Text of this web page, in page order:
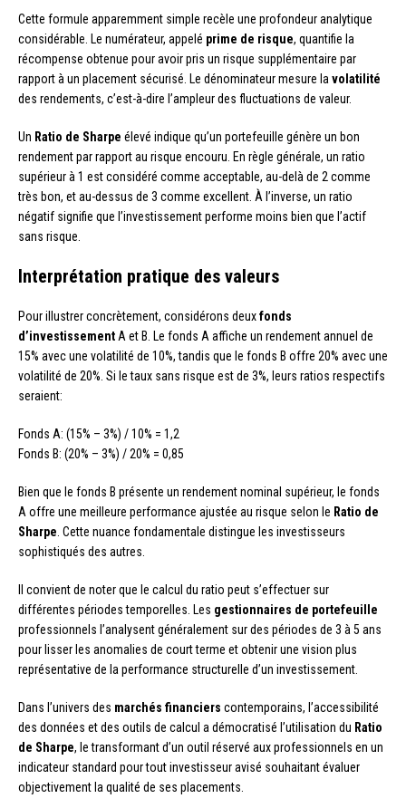
Cette formule apparemment simple recèle une profondeur analytique
considérable. Le numérateur, appelé prime de risque, quantifie la
récompense obtenue pour avoir pris un risque supplémentaire par
rapport à un placement sécurisé. Le dénominateur mesure la volatilité
des rendements, c’est-à-dire l’ampleur des fluctuations de valeur.
Un Ratio de Sharpe élevé indique qu’un portefeuille génère un bon
rendement par rapport au risque encouru. En règle générale, un ratio
supérieur à 1 est considéré comme acceptable, au-delà de 2 comme
très bon, et au-dessus de 3 comme excellent. À l’inverse, un ratio
négatif signifie que l’investissement performe moins bien que l’actif
sans risque.
Interprétation pratique des valeurs
Pour illustrer concrètement, considérons deuxfonds
d’investissement A et B. Le fonds A affiche un rendement annuel de
15% avec une volatilité de 10%, tandis que le fonds B offre 20% avec une
volatilité de 20%. Si le taux sans risque est de 3%, leurs ratios respectifs
seraient:
Fonds A: (15% – 3%) / 10% = 1,2
Fonds B: (20% – 3%) / 20% = 0,85
Bien que le fonds B présente un rendement nominal supérieur, le fonds
A offre une meilleure performance ajustée au risque selon le Ratio de
Sharpe . Cette nuance fondamentale distingue les investisseurs
sophistiqués des autres.
Il convient de noter que le calcul du ratio peut s’effectuer sur
différentes périodes temporelles. Les gestionnaires de portefeuille
professionnels l’analysent généralement sur des périodes de 3 à 5 ans
pour lisser les anomalies de court terme et obtenir une vision plus
représentative de la performance structurelle d’un investissement.
Dans l’univers des marchés financiers contemporains, l’accessibilité
des données et des outils de calcul a démocratisé l’utilisation du Ratio
de Sharpe, le transformant d’un outil réservé aux professionnels en un
indicateur standard pour tout investisseur avisé souhaitant évaluer
objectivement la qualité de ses placements.